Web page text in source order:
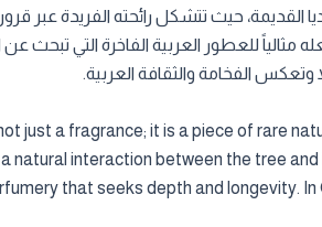
حيث تتشكل رائحته الفريدة عبر
للعطور العربية الفاخرة التي تبحث
وتعكس الفخامة والثقافة العربية.
just a fragrance; it is a piece of rare
natural interaction between the tree
that seeks depth and longevity.